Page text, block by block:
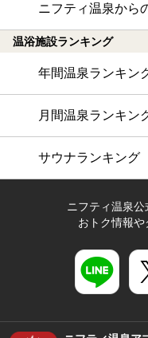
ニフティ温泉から
温浴施設ランキング
年間温泉ランキン
月間温泉ランキン
サウナランキング
ニフティ温泉
おトク情報や